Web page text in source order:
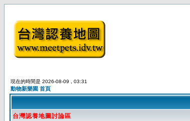
現在的時間是 2026-08-09 , 03:31
動物新樂園 首頁
台灣認養地圖討論區